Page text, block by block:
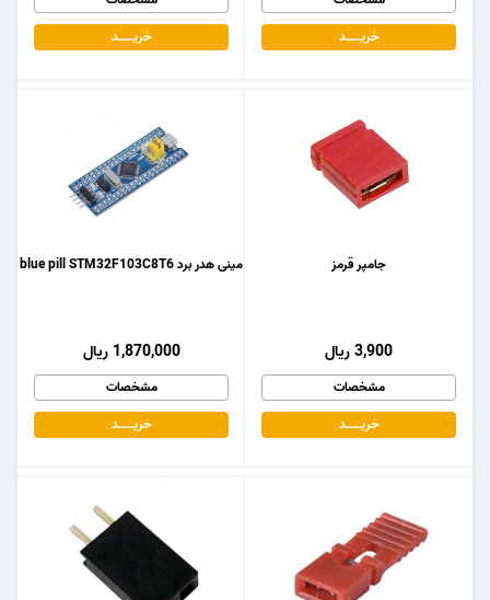
خریـــــــد
خریـــــــد
مینی هدر برد blue pill STM32F103C8T6
1,870,000 ریال
مشخصات
خریـــــــد
جامپر قرمز
3,900 ریال
مشخصات
خریـــــــد